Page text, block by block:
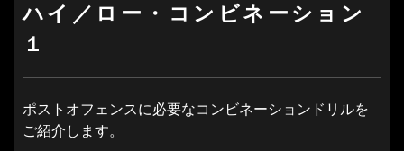
ハイ／ロー・コンビネーション
１
ポストオフェンスに必要なコンビネーションドリルを
ご紹介します。